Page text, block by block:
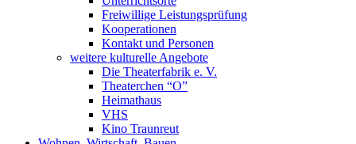
Freiwillige Leistungsprüfung
Kooperationen
Kontakt und Personen
weitere kulturelle Angebote
Die Theaterfabrik e. V.
Theaterchen “O”
Heimathaus
VHS
Kino Traunreut